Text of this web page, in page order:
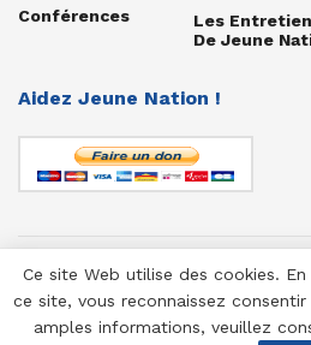
Conférences
Les
De Jeune
Aidez Jeune Nation !
© 1958-2025 Jeune Nation
Ce site Web utilise des cookies.
ce site, vous reconnaissez
amples informations, veuillez